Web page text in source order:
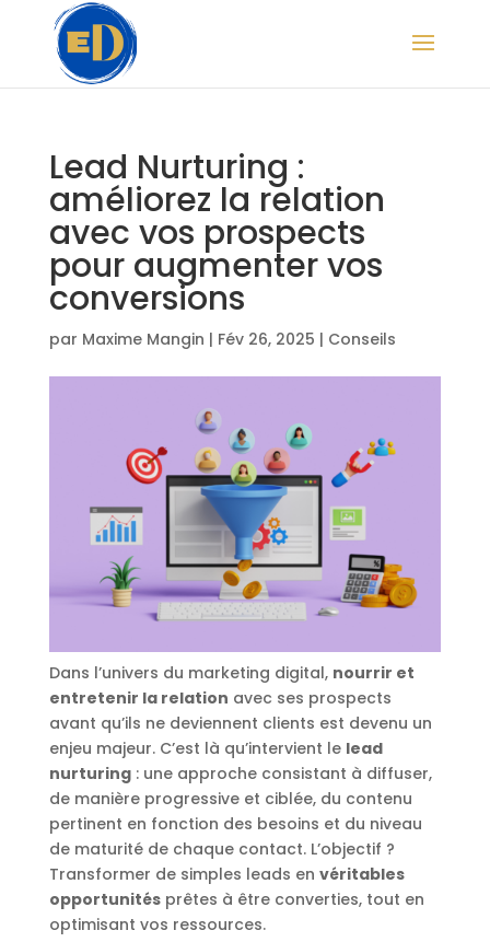
Lead Nurturing :
améliorez la relation
avec vos prospects
pour augmenter vos
conversions
par Maxime Mangin | Fév 26, 2025 | Conseils
Dans l’univers du marketing digital, nourrir et
entretenir la relation avec ses prospects
avant qu’ils ne deviennent clients est devenu un
enjeu majeur. C’est là qu’intervient le lead
nurturing: une approche consistant à diffuser,
de manière progressive et ciblée, du contenu
pertinent en fonction des besoins et du niveau
de maturité de chaque contact. L’objectif ?
Transformer de simples leads en véritables
opportunitésprêtes à être converties, tout en
optimisant vos ressources.